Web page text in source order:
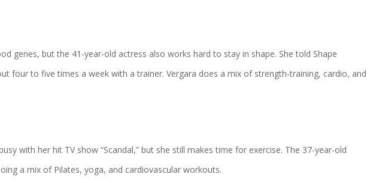
genes, but the 41-year-old actress also works hard to stay in shape. She told Shape
four to five times a week with a trainer. Vergara does a mix of strength-training, cardio, and
with her hit TV show “Scandal,” but she still makes time for exercise. The 37-year-old
a mix of Pilates, yoga, and cardiovascular workouts.